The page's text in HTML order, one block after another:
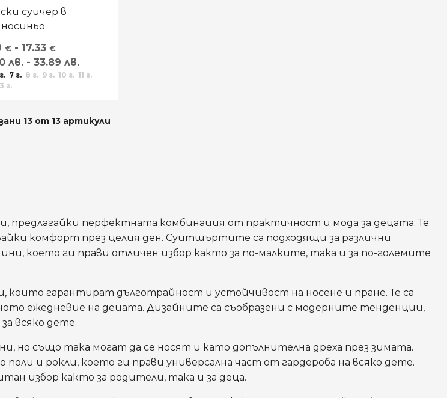
суичер в
€- 17.33 €
лв. - 33.89 лв.
7 г. 8 г. 9 г. 10 г. 11 г.
г.
13 от 13 артикули
предлагайки перфектната комбинация от практичност и мода за децата. Те
комфорт през целия ден. Суитшъртите са подходящи за различни
което ги прави отличен избор както за по-малките, така и за по-големите
гарантират дълготрайност и устойчивост на носене и пране. Те са
ежедневие на децата. Дизайните са съобразени с модерните тенденции,
всяко дете.
но също така могат да се носят и като допълнителна дреха през зимата.
поли и рокли, което ги прави универсална част от гардероба на всяко дете.
избор както за родители, така и за деца.